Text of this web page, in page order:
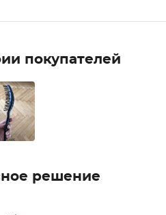
покупателей
решение